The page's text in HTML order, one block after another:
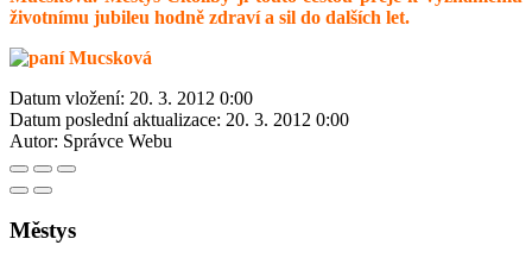
životnímu jubileu hodně zdraví a sil do dalších let.
Datum vložení: 20. 3. 2012 0:00
Datum poslední aktualizace: 20. 3. 2012 0:00
Autor: Správce Webu
Městys